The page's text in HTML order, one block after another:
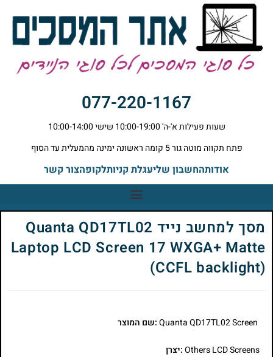
077-220-1167
שעות פעילות א'-ה' 10:00-19:00 שישי 10:00-14:00
פתח תקווה מוטה גור 5 קומה ראשונה ימינה מהמעלית עד הסוף
אודותהחשבון שליעגלת קניותלקופהצור קשר
מסך למחשב נייד Quanta QD17TL02
Laptop LCD Screen 17 WXGA+ Matte
(CCFL backlight)
:שם המוצר
Others LCD Screens:יצרן